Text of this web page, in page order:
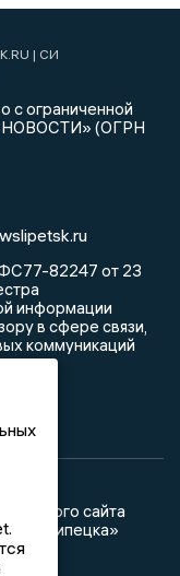
| СИ
с ограниченной
НОВОСТИ» (ОГРН
82247 от 23
информации
в сфере связи,
коммуникаций
данного сайта
Липецка»